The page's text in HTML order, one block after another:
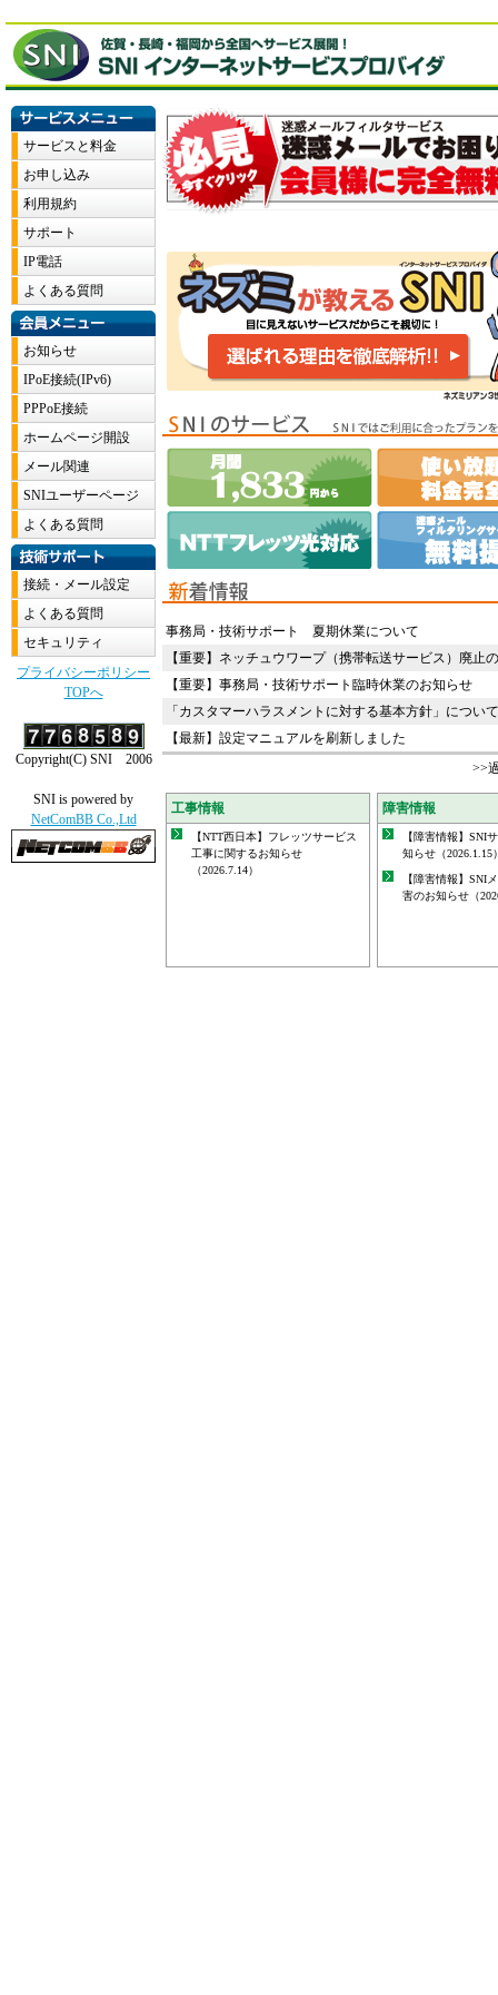
事務局・技術サポート 夏期休業について
【重要】ネッチュウワープ（携帯転送サービス）廃止
【重要】事務局・技術サポート臨時休業のお知らせ
「カスタマーハラスメントに対する基本方針」について
【最新】設定マニュアルを刷新しました
>>
工事情報
【NTT西日本】フレッツサービス
工事に関するお知らせ
（2026.7.14）
障害情報
【障害情報】SNI
知らせ（2026.1.15
【障害情報】SNI
害のお知らせ（